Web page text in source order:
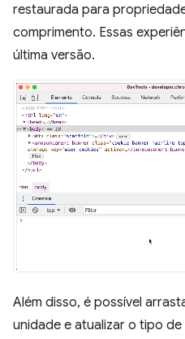
restaurada para
comprimento. Essas
última versão.
Além disso, é possível
unidade e atualizar o tipo